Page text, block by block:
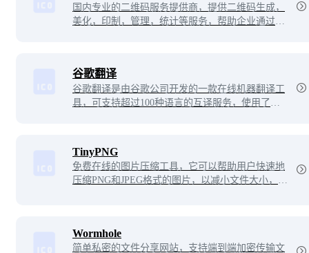
国内专业的二维码服务提供商，提供二维码生成，
美化，印制，管理，统计等服务，帮助企业通过二
谷歌翻译
谷歌翻译是由谷歌公司开发的一款在线机器翻译工
具，可支持超过100种语言的互译服务，使用了深
TinyPNG
免费在线的图片压缩工具，它可以帮助用户快速地
压缩PNG和JPEG格式的图片，以减小文件大小，提
方便实用。
Wormhole
简单私密的文件分享网站，支持端到端加密传输文